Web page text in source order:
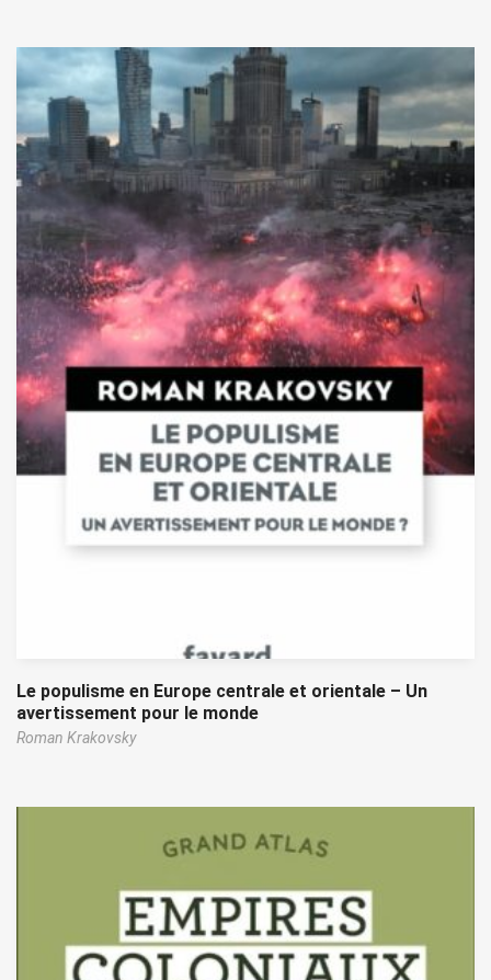
Le populisme en Europe centrale et orientale – Un
avertissement pour le monde
Roman Krakovsky